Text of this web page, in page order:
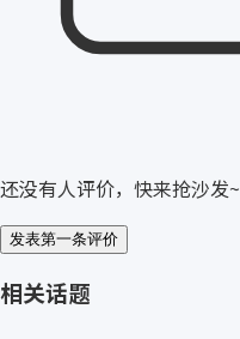
还没有人评价，快来抢沙发~
发表第一条评价
相关话题